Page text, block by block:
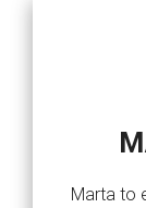
Marta to